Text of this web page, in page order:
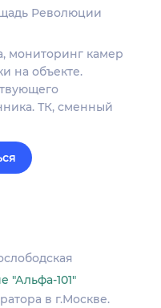
Революции
мониторинг камер
на объекте.
ТК, сменный
"Альфа-101"
в г.Москве.